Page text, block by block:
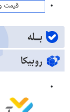
قیمت